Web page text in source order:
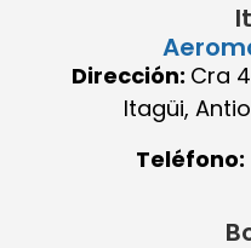
Dirección: Cra
Itagüi,
Teléfono: